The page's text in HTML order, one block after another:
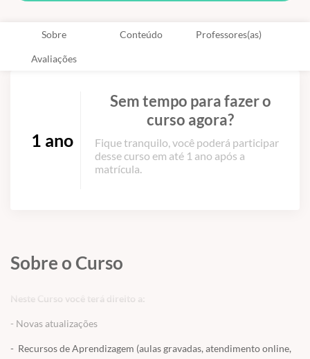
Sobre Conteúdo Professores(as)
Avaliações
1 ano
Sem tempo para fazer o
curso agora?
Fique tranquilo, você poderá participar
desse curso em até 1 ano após a
matrícula.
Sobre o Curso
Neste Curso você terá direito a:
- Novas atualizações
- Recursos de Aprendizagem (aulas gravadas, atendimento online,